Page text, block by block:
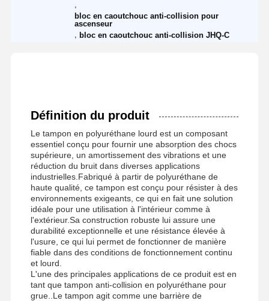
bloc en caoutchouc anti-collision pour
ascenseur
bloc en caoutchouc anti-collision JHQ-C
Définition du produit
Le tampon en polyuréthane lourd est un composant
essentiel conçu pour fournir une absorption des chocs
supérieure, un amortissement des vibrations et une
réduction du bruit dans diverses applications
industrielles.Fabriqué à partir de polyuréthane de
haute qualité, ce tampon est conçu pour résister à des
environnements exigeants, ce qui en fait une solution
idéale pour une utilisation à l'intérieur comme à
l'extérieur.Sa construction robuste lui assure une
durabilité exceptionnelle et une résistance élevée à
l'usure, ce qui lui permet de fonctionner de manière
fiable dans des conditions de fonctionnement continu
et lourd.
L'une des principales applications de ce produit est en
tant que tampon anti-collision en polyuréthane pour
grue..Le tampon agit comme une barrière de